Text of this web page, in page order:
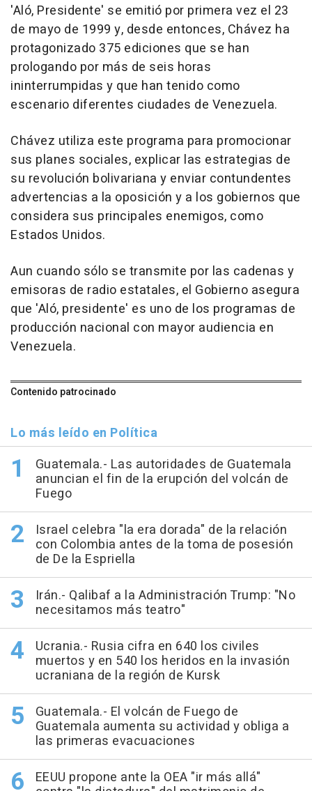
'Aló, Presidente' se emitió por primera vez el 23
de mayo de 1999 y, desde entonces, Chávez ha
protagonizado 375 ediciones que se han
prologando por más de seis horas
ininterrumpidas y que han tenido como
escenario diferentes ciudades de Venezuela.
Chávez utiliza este programa para promocionar
sus planes sociales, explicar las estrategias de
su revolución bolivariana y enviar contundentes
advertencias a la oposición y a los gobiernos que
considera sus principales enemigos, como
Estados Unidos.
Aun cuando sólo se transmite por las cadenas y
emisoras de radio estatales, el Gobierno asegura
que 'Aló, presidente' es uno de los programas de
producción nacional con mayor audiencia en
Venezuela.
Contenido patrocinado
Lo más leído en Política
Guatemala.- Las autoridades de Guatemala
anuncian el fin de la erupción del volcán de
Fuego
Israel celebra "la era dorada" de la relación
con Colombia antes de la toma de posesión
de De la Espriella
Irán.- Qalibaf a la Administración Trump: "No
necesitamos más teatro"
Ucrania.- Rusia cifra en 640 los civiles
muertos y en 540 los heridos en la invasión
ucraniana de la región de Kursk
Guatemala.- El volcán de Fuego de
Guatemala aumenta su actividad y obliga a
las primeras evacuaciones
EEUU propone ante la OEA "ir más allá"